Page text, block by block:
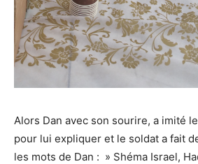
Alors Dan avec son sourire, a imité
pour lui expliquer et le soldat a fait
les mots de Dan : » Shéma Israel,